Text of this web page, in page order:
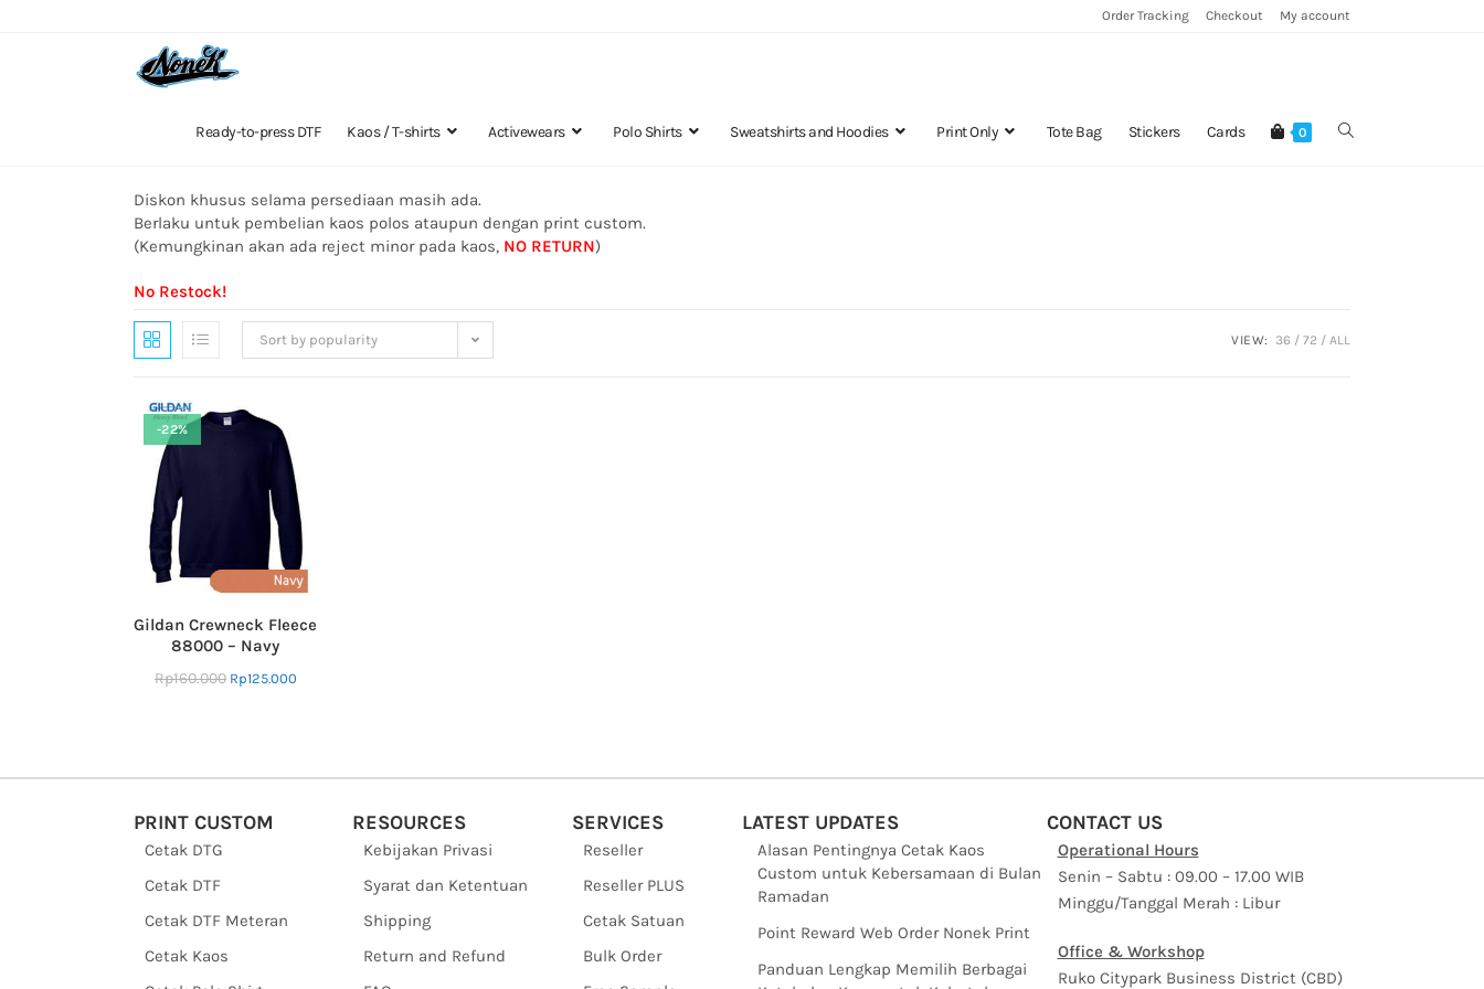
Order Tracking Checkout My account
Ready-to-press DTF Kaos / T-shirts Activewears Polo Shirts Sweatshirts and Hoodies Print Only Tote Bag Stickers Cards 0
Diskon khusus selama persediaan masih ada.
Berlaku untuk pembelian kaos polos ataupun dengan print custom.
(Kemungkinan akan ada reject minor pada kaos, NO RETURN)
No Restock!
Sort by popularity VIEW: 36 72 ALL
-22%
Gildan Crewneck Fleece
88000 – Navy
Rp160.000 Rp125.000
PRINT CUSTOM RESOURCES SERVICES LATEST UPDATES CONTACT US
Cetak DTG
Cetak DTF
Cetak DTF Meteran
Cetak Kaos
Kebijakan Privasi
Syarat dan Ketentuan
Shipping
Return and Refund
Reseller
Reseller PLUS
Cetak Satuan
Bulk Order
Alasan Pentingnya Cetak Kaos
Custom untuk Kebersamaan di Bulan
Ramadan
Point Reward Web Order Nonek Print
Panduan Lengkap Memilih Berbagai
Operational Hours
Senin – Sabtu : 09.00 – 17.00 WIB
Minggu/Tanggal Merah : Libur
Office & Workshop
Ruko Citypark Business District (CBD)